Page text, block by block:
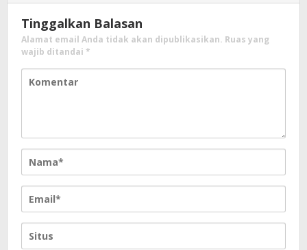
Tinggalkan Balasan
Alamat email Anda tidak akan dipublikasikan. Ruas yang
wajib ditandai *